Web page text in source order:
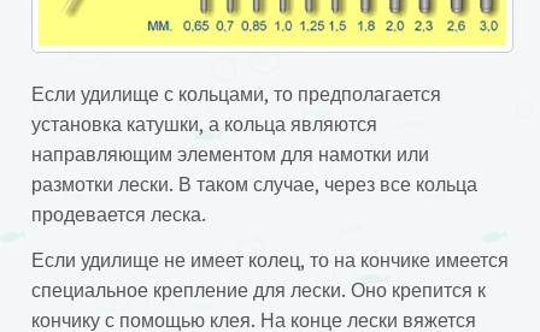
Если удилище с кольцами, то предполагается
установка катушки, а кольца являются
направляющим элементом для намотки или
размотки лески. В таком случае, через все кольца
продевается леска.
Если удилище не имеет колец, то на кончике имеется
специальное крепление для лески. Оно крепится к
кончику с помощью клея. На конце лески вяжется